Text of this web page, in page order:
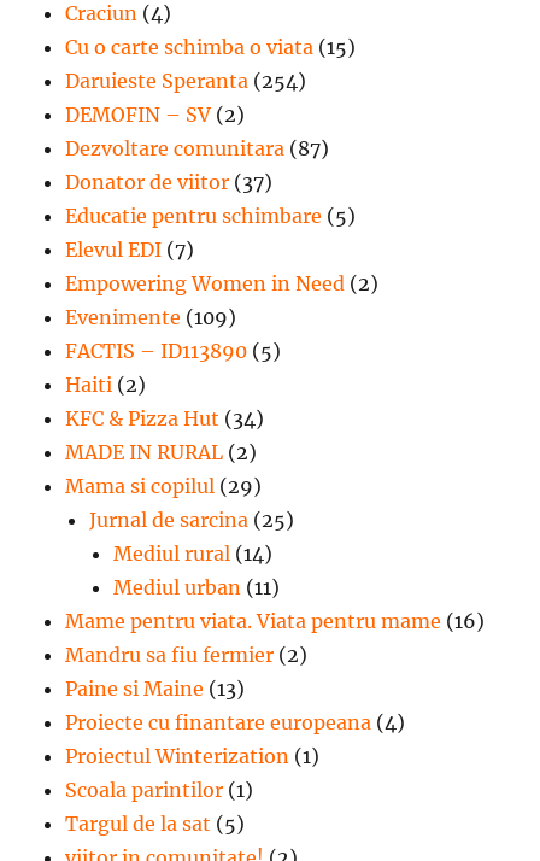
Craciun (4)
Cu o carte schimba o viata (15)
Daruieste Speranta (254)
DEMOFIN – SV (2)
Dezvoltare comunitara (87)
Donator de viitor (37)
Educatie pentru schimbare (5)
Elevul EDI (7)
Empowering Women in Need (2)
Evenimente (109)
FACTIS – ID113890 (5)
Haiti (2)
KFC & Pizza Hut (34)
MADE IN RURAL (2)
Mama si copilul (29)
Jurnal de sarcina (25)
Mediul rural (14)
Mediul urban (11)
Mame pentru viata. Viata pentru mame (16)
Mandru sa fiu fermier (2)
Paine si Maine (13)
Proiecte cu finantare europeana (4)
Proiectul Winterization (1)
Scoala parintilor (1)
Targul de la sat (5)